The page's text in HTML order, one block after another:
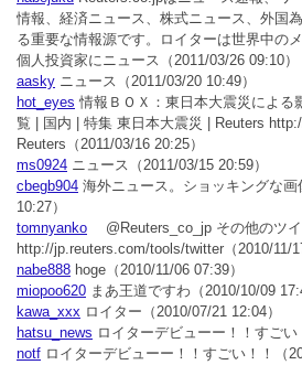
情報、経済ニュース、株式ニュース、外国
る重要な情報源です。ロイターは世界中の
個人投資家にニュース （2011/03/26 09:10）
aasky ニュース （2011/03/20 10:49）
hot_eyes 情報ＢＯＸ：東日本大震災による
覧 | 国内 | 特集 東日本大震災 | Reuters
Reuters （2011/03/16 20:25）
ms0924 ニュース （2011/03/15 20:59）
cbegb904 海外ニュース。ショッキングな画
10:27）
tomnyanko @Reuters_co_jp その他のツイ
http://jp.reuters.com/tools/twitter （2010/11/
nabe888 hoge （2010/11/06 07:39）
miopoo620 まあ王道ですわ （2010/10/09
kawa_xxx ロイター （2010/07/21 12:04）
hatsu_news ロイターデビューー！！すごい
notf ロイターデビューー！！すごい！！
（